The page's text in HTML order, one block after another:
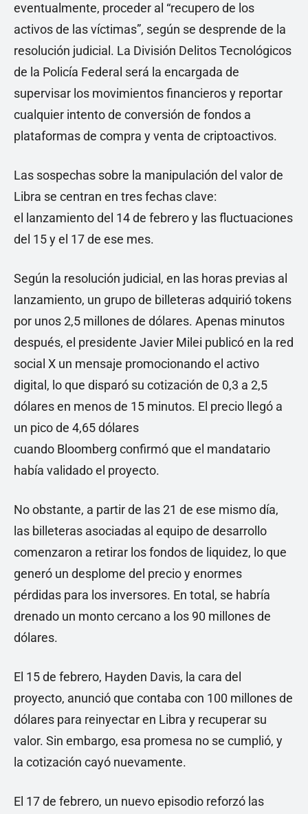
eventualmente, proceder al “recupero de los
activos de las víctimas”, según se desprende de la
resolución judicial. La División Delitos Tecnológicos
de la Policía Federal será la encargada de
supervisar los movimientos financieros y reportar
cualquier intento de conversión de fondos a
plataformas de compra y venta de criptoactivos.
Las sospechas sobre la manipulación del valor de
Libra se centran en tres fechas clave:
el lanzamiento del 14 de febrero y las fluctuaciones
del 15 y el 17 de ese mes.
Según la resolución judicial, en las horas previas al
lanzamiento, un grupo de billeteras adquirió tokens
por unos 2,5 millones de dólares. Apenas minutos
después, el presidente Javier Milei publicó en la red
social X un mensaje promocionando el activo
digital, lo que disparó su cotización de 0,3 a 2,5
dólares en menos de 15 minutos. El precio llegó a
un pico de 4,65 dólares
cuando Bloomberg confirmó que el mandatario
había validado el proyecto.
No obstante, a partir de las 21 de ese mismo día,
las billeteras asociadas al equipo de desarrollo
comenzaron a retirar los fondos de liquidez, lo que
generó un desplome del precio y enormes
pérdidas para los inversores. En total, se habría
drenado un monto cercano a los 90 millones de
dólares.
El 15 de febrero, Hayden Davis, la cara del
proyecto, anunció que contaba con 100 millones de
dólares para reinyectar en Libra y recuperar su
valor. Sin embargo, esa promesa no se cumplió, y
la cotización cayó nuevamente.
El 17 de febrero, un nuevo episodio reforzó las